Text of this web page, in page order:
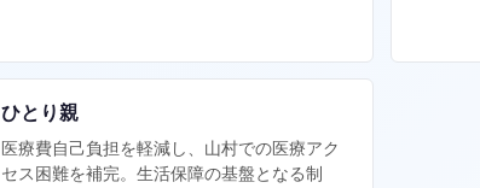
ひとり親
医療費自己負担を軽減し、山村での医療アク
セス困難を補完。生活保障の基盤となる制